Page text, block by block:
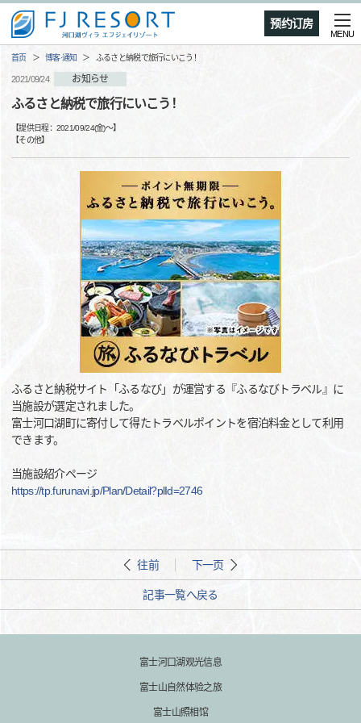
预约订房
MENU
首页 博客·通知 ふるさと納税で旅行にいこう！
2021/09/24 お知らせ
ふるさと納税で旅行にいこう！
【提供日程： 2021/09/24(金)〜】
【その他】
ふるさと納税サイト「ふるなび」が運営する『ふるなびトラベル』に
当施設が選定されました。
富士河口湖町に寄付して得たトラベルポイントを宿泊料金として利用
できます。
当施設紹介ページ
https://tp.furunavi.jp/Plan/Detail?plId=2746
往前 下一页
記事一覧へ戻る
富士河口湖观光信息
富士山自然体验之旅
富士山照相馆